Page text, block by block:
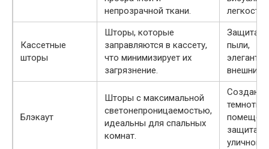
непрозрачной ткани.
легкость.
Кассетные
шторы
Шторы, которые
заправляются в кассету,
что минимизирует их
загрязнение.
Защита
пыли,
внешний
Блэкаут
Шторы с максимальной
светонепроницаемостью,
идеальны для спальных
комнат.
Создание
темноты в
защита
уличного